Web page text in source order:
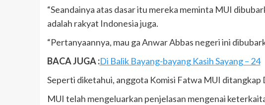
“Seandainya atas dasar itu mereka meminta MUI
adalah rakyat Indonesia juga.
“Pertanyaannya, mau ga Anwar Abbas negeri ini
BACA JUGA :Di Balik Bayang-bayang Kasih Sayang – 24
Seperti diketahui, anggota Komisi Fatwa MUI
MUI telah mengeluarkan penjelasan mengenai